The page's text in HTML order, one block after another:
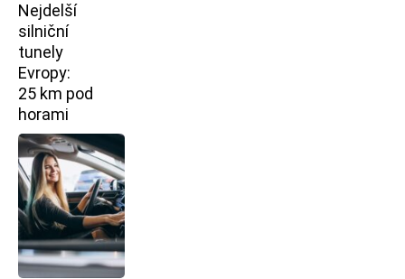
Nejdelší
silniční
tunely
Evropy:
25 km pod
horami